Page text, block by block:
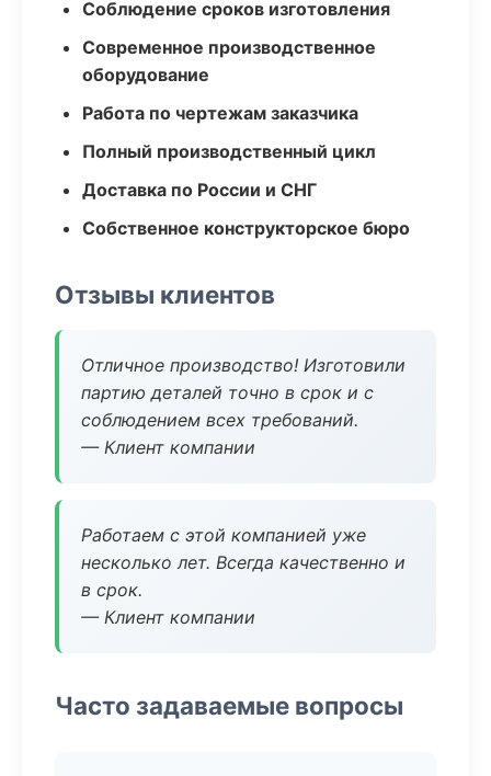
Соблюдение сроков изготовления
Современное производственное
оборудование
Работа по чертежам заказчика
Полный производственный цикл
Доставка по России и СНГ
Собственное конструкторское бюро
Отзывы клиентов
Отличное производство! Изготовили
партию деталей точно в срок и с
соблюдением всех требований.
— Клиент компании
Работаем с этой компанией уже
несколько лет. Всегда качественно и
в срок.
— Клиент компании
Часто задаваемые вопросы